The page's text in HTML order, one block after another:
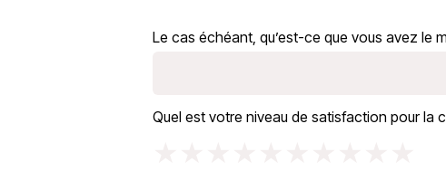
Le cas échéant, qu’est-ce que vous avez le
Quel est votre niveau de satisfaction pour la